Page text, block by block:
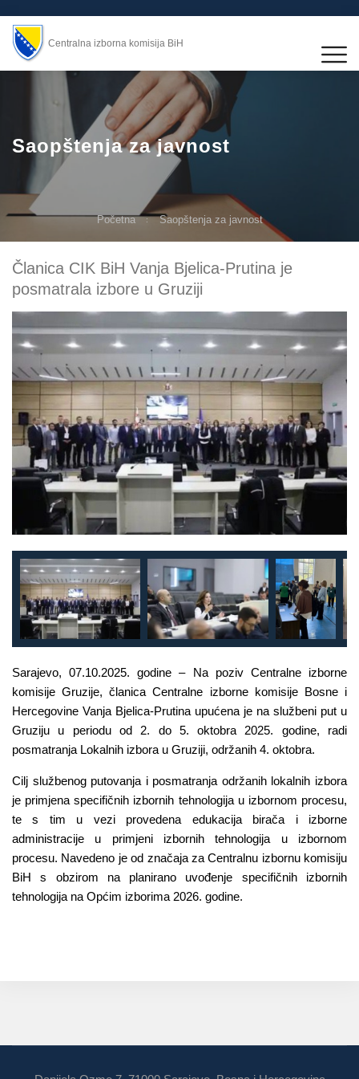
Centralna izborna komisija BiH
Saopštenja za javnost
Početna Saopštenja za javnost
Članica CIK BiH Vanja Bjelica-Prutina je
posmatrala izbore u Gruziji
Sarajevo, 07.10.2025. godine – Na poziv Centralne izborne
komisije Gruzije, članica Centralne izborne komisije Bosne i
Hercegovine Vanja Bjelica-Prutina upućena je na službeni put u
Gruziju u periodu od 2. do 5. oktobra 2025. godine, radi
posmatranja Lokalnih izbora u Gruziji, održanih 4. oktobra.
Cilj službenog putovanja i posmatranja održanih lokalnih izbora
je primjena specifičnih izbornih tehnologija u izbornom procesu,
te s tim u vezi provedena edukacija birača i izborne
administracije u primjeni izbornih tehnologija u izbornom
procesu. Navedeno je od značaja za Centralnu izbornu komisiju
BiH s obzirom na planirano uvođenje specifičnih izbornih
tehnologija na Općim izborima 2026. godine.